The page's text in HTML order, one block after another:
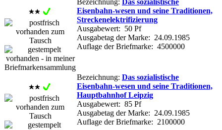
Eisenbahn-wesen und seine Traditionen,
Streckenelektrifizierung
Ausgabewert: 50 Pf
Ausgabetag der Marke: 24.09.1985
Auflage der Briefmarke: 4500000
Bezeichnung: Das sozialistische
Eisenbahn-wesen und seine Traditionen,
Hauptbahnhof Leipzig
Ausgabewert: 85 Pf
Ausgabetag der Marke: 24.09.1985
Auflage der Briefmarke: 2100000